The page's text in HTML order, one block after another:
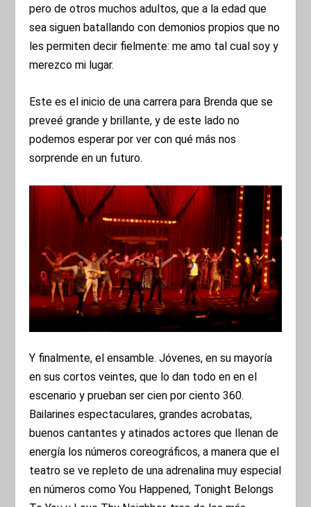
pero de otros muchos adultos, que a la edad que
sea siguen batallando con demonios propios que no
les permiten decir fielmente: me amo tal cual soy y
merezco mi lugar.
Este es el inicio de una carrera para Brenda que se
preveé grande y brillante, y de este lado no
podemos esperar por ver con qué más nos
sorprende en un futuro.
Y finalmente, el ensamble. Jóvenes, en su mayoría
en sus cortos veintes, que lo dan todo en en el
escenario y prueban ser cien por ciento 360.
Bailarines espectaculares, grandes acrobatas,
buenos cantantes y atinados actores que llenan de
energía los números coreográficos, a manera que el
teatro se ve repleto de una adrenalina muy especial
en números como You Happened, Tonight Belongs